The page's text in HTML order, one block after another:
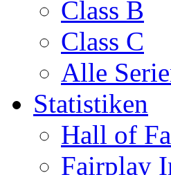
Class B
Class C
Alle
Statistiken
Hall of
Fairplay